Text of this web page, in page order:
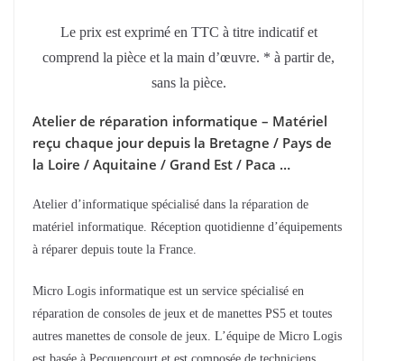
Le prix est exprimé en TTC à titre indicatif et
comprend la pièce et la main d’œuvre. * à partir de,
sans la pièce.
Atelier de réparation informatique – Matériel
reçu chaque jour depuis la Bretagne / Pays de
la Loire / Aquitaine / Grand Est / Paca …
Atelier d’informatique spécialisé dans la réparation de
matériel informatique. Réception quotidienne d’équipements
à réparer depuis toute la France.
Micro Logis informatique est un service spécialisé en
réparation de consoles de jeux et de manettes PS5 et toutes
autres manettes de console de jeux. L’équipe de Micro Logis